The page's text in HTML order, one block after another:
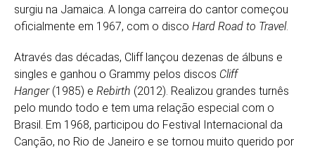
surgiu na Jamaica. A longa carreira do cantor começou
oficialmente em 1967, com o disco Hard Road to Travel.
Através das décadas, Cliff lançou dezenas de álbuns e
singles e ganhou o Grammy pelos discos Cliff
Hanger(1985) e Rebirth (2012). Realizou grandes turnês
pelo mundo todo e tem uma relação especial com o
Brasil. Em 1968, participou do Festival Internacional da
Canção, no Rio de Janeiro e se tornou muito querido por